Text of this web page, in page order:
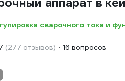
сварочного тока и
(277 отзывов) 16 вопросов